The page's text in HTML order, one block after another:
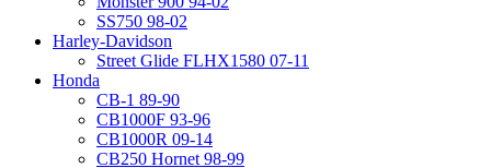
SS750 98-02
Harley-Davidson
Street Glide FLHX1580 07-11
Honda
CB-1 89-90
CB1000F 93-96
CB1000R 09-14
CB250 Hornet 98-99